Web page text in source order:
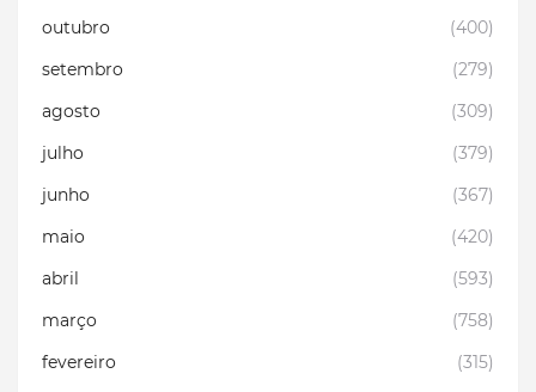
outubro
(400)
setembro
(279)
agosto
(309)
julho
(379)
junho
(367)
maio
(420)
abril
(593)
março
(758)
fevereiro
(315)